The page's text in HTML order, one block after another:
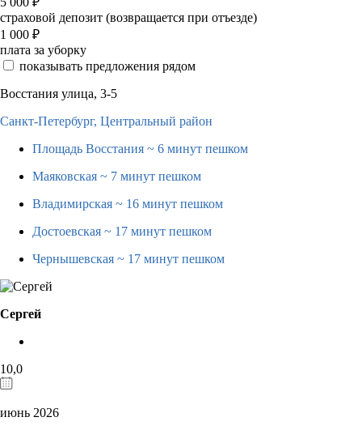
страховой депозит (возвращается при отъезде)
1 000 ₽
плата за уборку
показывать предложения рядом
Восстания улица, 3-5
Санкт-Петербург, Центральный район
Площадь Восстания ~ 6 минут пешком
Маяковская ~ 7 минут пешком
Владимирская ~ 16 минут пешком
Достоевская ~ 17 минут пешком
Чернышевская ~ 17 минут пешком
Сергей
10,0
июнь 2026